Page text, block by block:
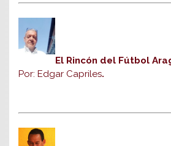
El Rincón del Fútbol
Por: Edgar Capriles.